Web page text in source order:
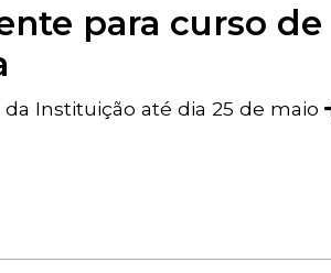
para curso de
Instituição até dia 25 de maio